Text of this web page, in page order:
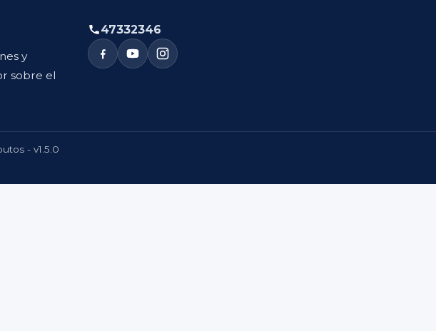
y
sobre el
47332346
- v1.5.0